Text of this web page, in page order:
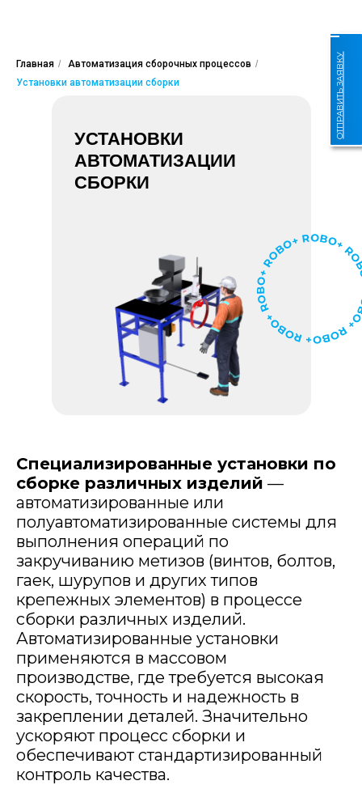
ОТПРАВИТЬ ЗАЯВКУ
Главная / Автоматизация сборочных процессов /
Установки автоматизации сборки
УСТАНОВКИ
АВТОМАТИЗАЦИИ
СБОРКИ
Специализированные установки по
сборке различных изделий —
автоматизированные или
полуавтоматизированные системы для
выполнения операций по
закручиванию метизов (винтов, болтов,
гаек, шурупов и других типов
крепежных элементов) в процессе
сборки различных изделий.
Автоматизированные установки
применяются в массовом
производстве, где требуется высокая
скорость, точность и надежность в
закреплении деталей. Значительно
ускоряют процесс сборки и
обеспечивают стандартизированный
контроль качества.